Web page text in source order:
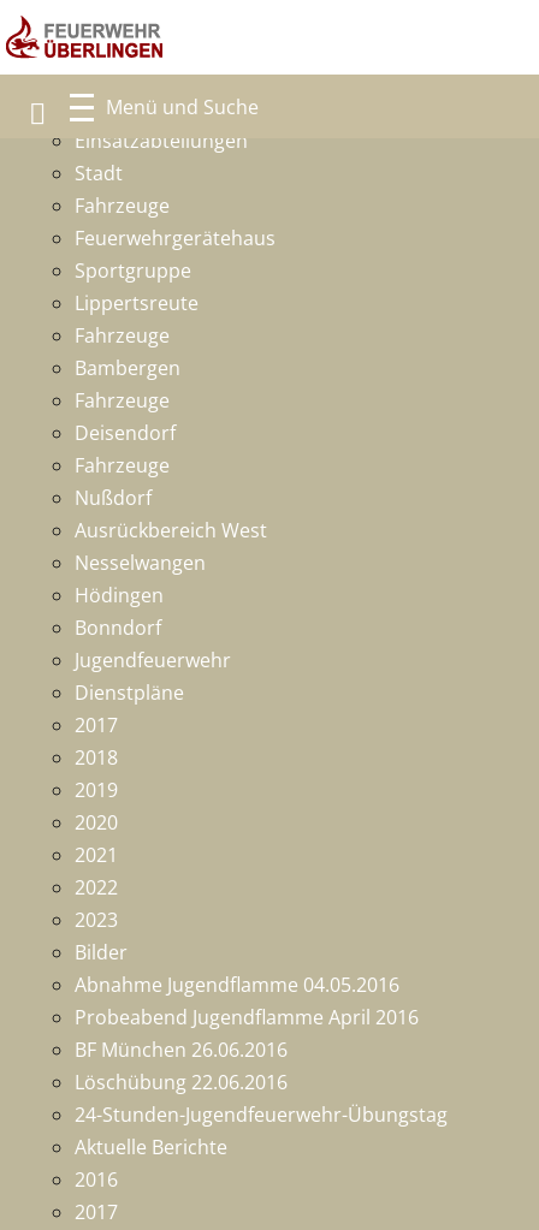
Freiwillige Feuerwehr
Ansprechpartner
Einsatzabteilungen
Stadt
Fahrzeuge
Feuerwehrgerätehaus
Sportgruppe
Lippertsreute
Fahrzeuge
Bambergen
Fahrzeuge
Deisendorf
Fahrzeuge
Nußdorf
Ausrückbereich West
Nesselwangen
Hödingen
Bonndorf
Jugendfeuerwehr
Dienstpläne
2017
2018
2019
2020
2021
2022
2023
Bilder
Abnahme Jugendflamme 04.05.2016
Probeabend Jugendflamme April 2016
BF München 26.06.2016
Löschübung 22.06.2016
24-Stunden-Jugendfeuerwehr-Übungstag
Aktuelle Berichte
2016
2017